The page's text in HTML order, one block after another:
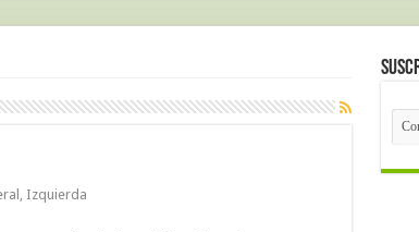
, Izquierda